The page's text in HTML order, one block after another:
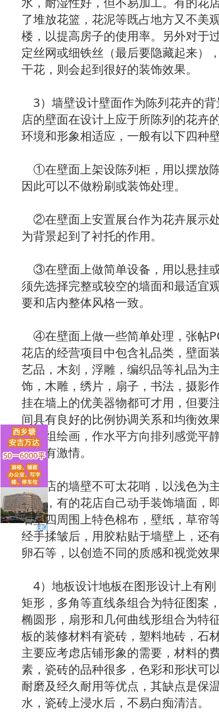
了堆放花篮，花泥等既占地方又不美
楼，以提高房子的使用率。另外对于
定丝网或细铁丝（最后要隐藏起来）
干花，则会起到很好的装饰效果。
3）墙壁设计壁面作为陈列花卉的
店的壁面在设计上应于所陈列的花卉
环境和形象相适应，一般有以下四种
①在壁面上架设陈列柜，用以摆放
因此可以不做粉刷或装饰处理。
②在壁面上安置展台作为花卉展示
为背景起到了衬托的作用。
③在壁面上做简单设备，用以悬挂
须先选择完整或较空的墙面和最适宜
要和店内整体风格一致。
④在壁面上做一些简单处理，张帖
花店的经营项目中包含礼品类，壁面
艺品，木刻，浮雕，编织品等礼品为
饰，木雕，绣片，扇子，书法，摄影
挂在墙上的优美器物都可才用，但要
间具有良好的比例协调关系和均衡效
样一组绘画，作水平方向排列感觉平
得富有激情。
花店的墙壁不可太花哨，以浅色为
可以，有的花店自己动手装饰墙面，
墙壁四周围上特色棉布，壁纸，草帘
经手揉皱后，用胶粘贴于墙壁上，还
卵石等，以创造不同的质感和视觉效
4）地板设计地板在图形设计上有
矩形，多角等直线条组合为特征图案
椭圆形，扇形和几何曲线形组合为特
板的装修材料有瓷砖，塑料地砖，石
主要应考虑店铺形象的需要，材料的
素，瓷砖的品种很多，色彩和形状可
耐磨及经久耐用等优点，其缺点是保
水，瓷砖上浸水后，不易白痴清洁。
关闭